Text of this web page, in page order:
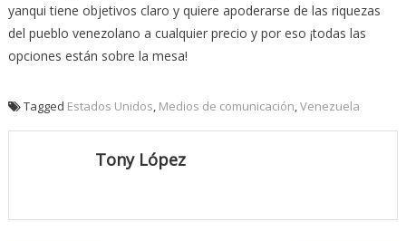
yanqui tiene objetivos claro y quiere apoderarse de las riquezas
del pueblo venezolano a cualquier precio y por eso ¡todas las
opciones están sobre la mesa!
Tagged Estados Unidos, Medios de comunicación,Venezuela
Tony López